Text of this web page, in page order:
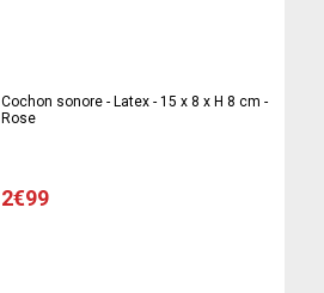
Cochon sonore - Latex - 15 x 8 x H 8 cm -
Rose
2€99